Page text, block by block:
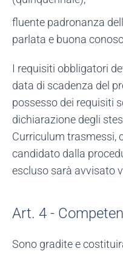
fluente padronanza
parlata e buona
I requisiti obbligatori
data di scadenza del
possesso dei requisiti
dichiarazione degli
Curriculum trasmessi,
candidato dalla
escluso sarà avvisato
Art. 4 -
Sono gradite e